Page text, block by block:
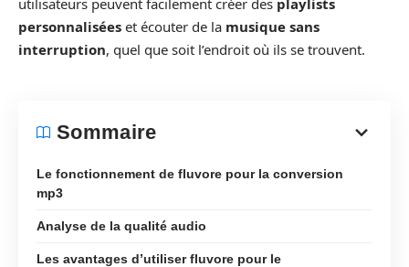
utilisateurs peuvent facilement créer des playlists
personnalisées et écouter de la musique sans
interruption, quel que soit l’endroit où ils se trouvent.
Sommaire
Le fonctionnement de fluvore pour la conversion
mp3
Analyse de la qualité audio
Les avantages d’utiliser fluvore pour le